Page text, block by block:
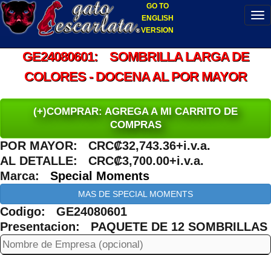
GO TO
ENGLISH
VERSION
GE24080601: SOMBRILLA LARGA DE
COLORES - DOCENA AL POR MAYOR
(+)COMPRAR: AGREGA A MI CARRITO DE
COMPRAS
POR MAYOR: CRC₡32,743.36+i.v.a.
AL DETALLE: CRC₡3,700.00+i.v.a.
Marca: Special Moments
MAS DE SPECIAL MOMENTS
Codigo: GE24080601
Presentacion: PAQUETE DE 12 SOMBRILLAS